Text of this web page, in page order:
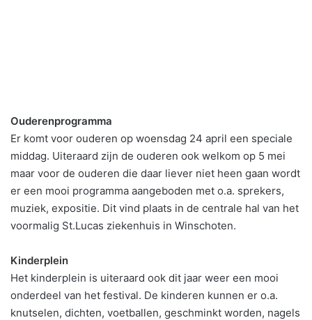
Ouderenprogramma
Er komt voor ouderen op woensdag 24 april een speciale
middag. Uiteraard zijn de ouderen ook welkom op 5 mei
maar voor de ouderen die daar liever niet heen gaan wordt
er een mooi programma aangeboden met o.a. sprekers,
muziek, expositie. Dit vind plaats in de centrale hal van het
voormalig St.Lucas ziekenhuis in Winschoten.
Kinderplein
Het kinderplein is uiteraard ook dit jaar weer een mooi
onderdeel van het festival. De kinderen kunnen er o.a.
knutselen, dichten, voetballen, geschminkt worden, nagels